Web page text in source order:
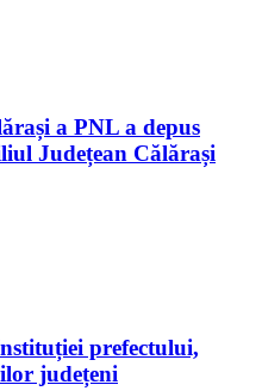
a PNL a depus
Județean Călărași
prefectului,
județeni